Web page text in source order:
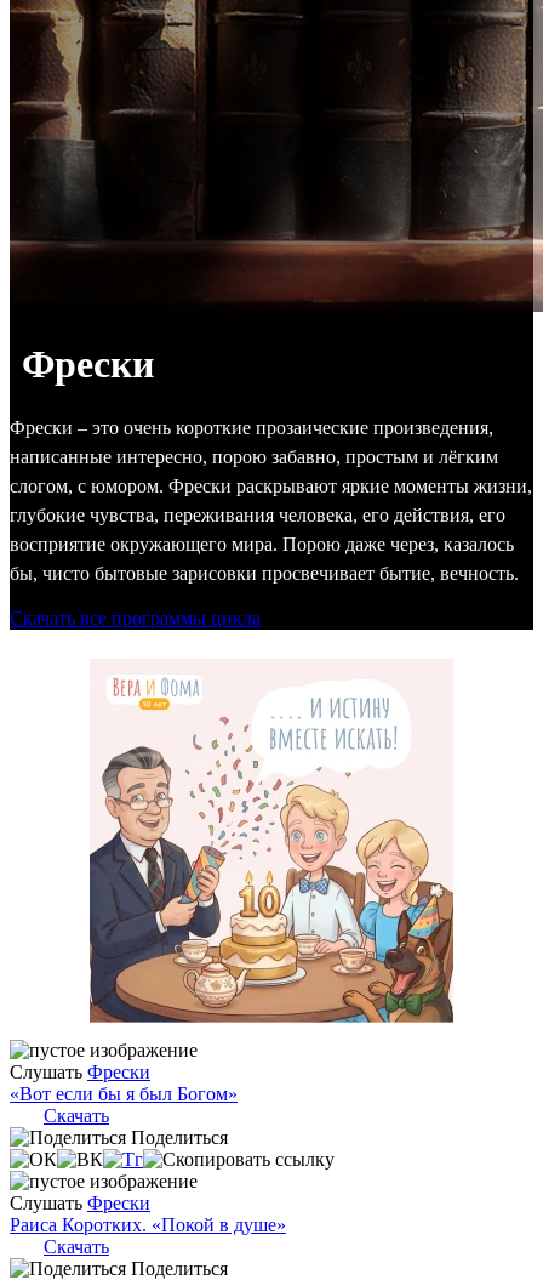
Фрески
Фрески – это очень короткие прозаические произведения,
написанные интересно, порою забавно, простым и лёгким
слогом, с юмором. Фрески раскрывают яркие моменты жизни,
глубокие чувства, переживания человека, его действия, его
восприятие окружающего мира. Порою даже через, казалось
бы, чисто бытовые зарисовки просвечивает бытие, вечность.
Скачать все программы цикла
Слушать Фрески
«Вот если бы я был Богом»
Скачать
Поделиться
Слушать Фрески
Раиса Коротких. «Покой в душе»
Скачать
Поделиться